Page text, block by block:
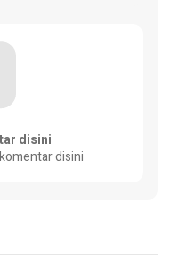
disini
disini